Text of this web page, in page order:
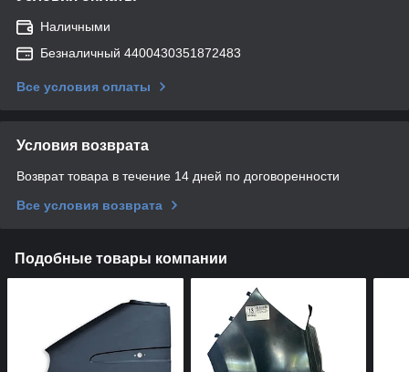
Наличными
Безналичный 4400430351872483
Все условия оплаты
Условия возврата
Возврат товара в течение 14 дней по договоренности
Все условия возврата
Подобные товары компании